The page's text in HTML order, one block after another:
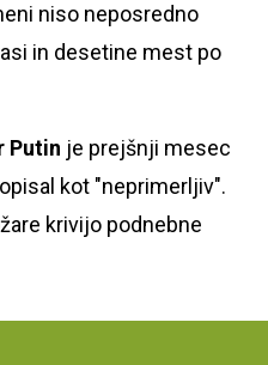
niso neposredno
in desetine mest po
Putin je prejšnji mesec
kot "neprimerljiv".
krivijo podnebne